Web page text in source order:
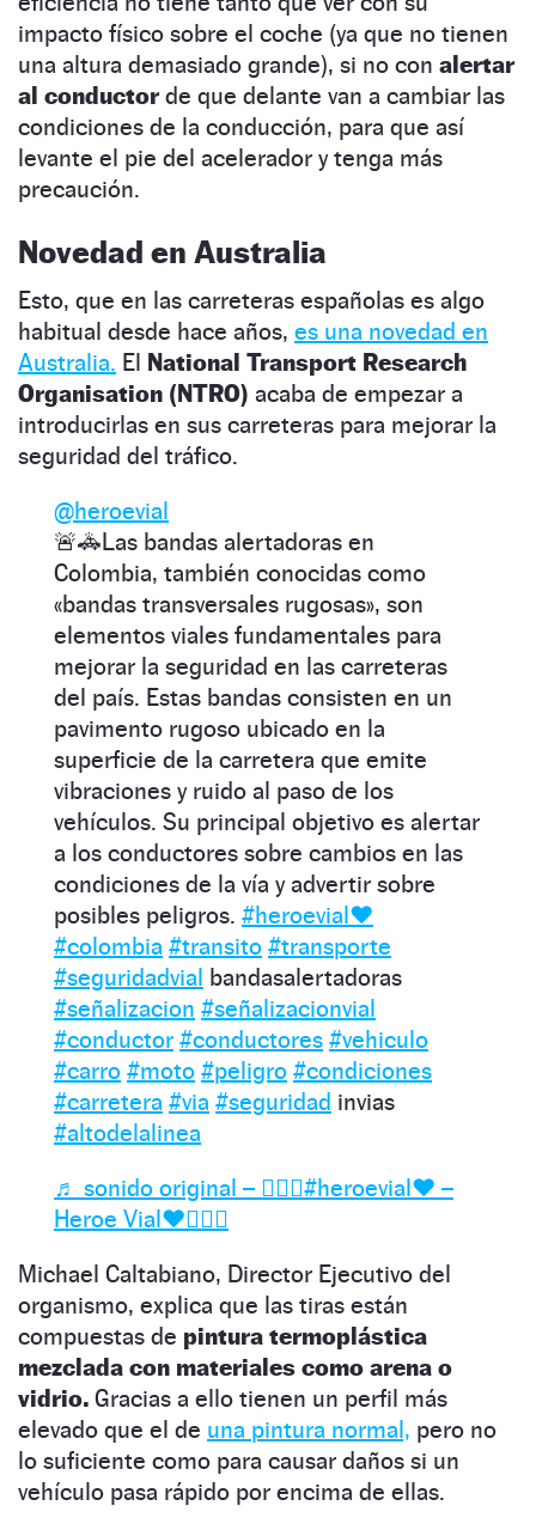
impacto físico sobre el coche (ya que no tienen
una altura demasiado grande), si no con alertar
al conductorde que delante van a cambiar las
condiciones de la conducción, para que así
levante el pie del acelerador y tenga más
precaución.
Novedad en Australia
Esto, que en las carreteras españolas es algo
habitual desde hace años, es una novedad en
Australia. El National Transport Research
Organisation (NTRO) acaba de empezar a
introducirlas en sus carreteras para mejorar la
seguridad del tráfico.
@heroevial
🚨🚓Las bandas alertadoras en
Colombia, también conocidas como
«bandas transversales rugosas», son
elementos viales fundamentales para
mejorar la seguridad en las carreteras
del país. Estas bandas consisten en un
pavimento rugoso ubicado en la
superficie de la carretera que emite
vibraciones y ruido al paso de los
vehículos. Su principal objetivo es alertar
a los conductores sobre cambios en las
condiciones de la vía y advertir sobre
posibles peligros. #heroevial♥️
#colombia #transito #transporte
#seguridadvial bandasalertadoras
#señalizacion #señalizacionvial
#conductor #conductores #vehiculo
#carro #moto #peligro #condiciones
#carretera #via #seguridad invias
#altodelalinea
♬ sonido original – 🦸🏻‍♂️#heroevial♥️ –
Heroe Vial♥️🦸🏻‍♂️
Michael Caltabiano, Director Ejecutivo del
organismo, explica que las tiras están
compuestas de pintura termoplástica
mezclada con materiales como arena o
vidrio. Gracias a ello tienen un perfil más
elevado que el de una pintura normal, pero no
lo suficiente como para causar daños si un
vehículo pasa rápido por encima de ellas.